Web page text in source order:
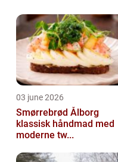
03 june 2026
Smørrebrød Ålborg
klassisk håndmad med
moderne tw...